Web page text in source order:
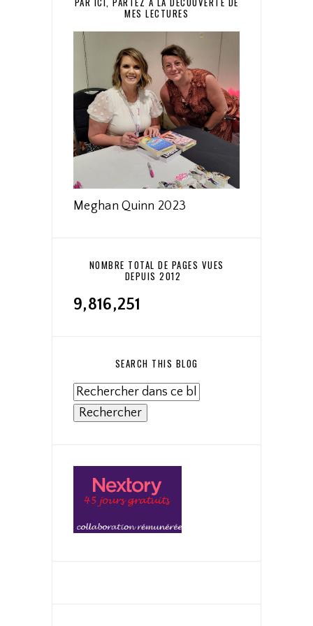
MES LECTURES
Meghan Quinn 2023
NOMBRE TOTAL DE PAGES VUES
DEPUIS 2012
9,816,251
SEARCH THIS BLOG